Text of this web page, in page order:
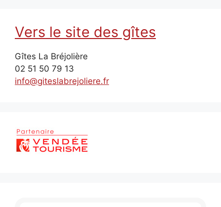
Vers le site des gîtes
Gîtes La Bréjolière
02 51 50 79 13
info@giteslabrejoliere.fr